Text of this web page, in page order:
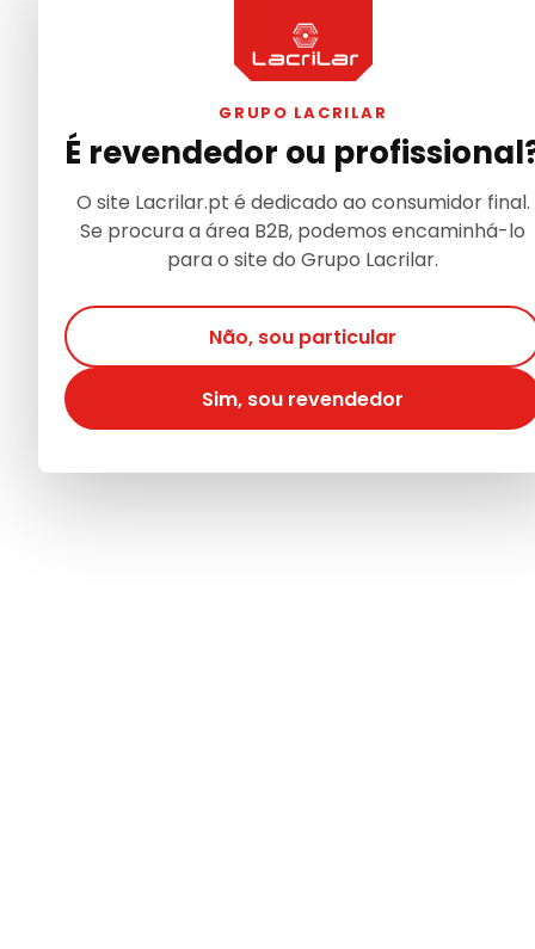
GRUPO LACRILAR
É revendedor ou
O site Lacrilar.pt é dedicado ao consumidor final.
Se procura a área B2B, podemos encaminhá-lo
para o site do Grupo Lacrilar.
Não, sou particular
Sim, sou revendedor